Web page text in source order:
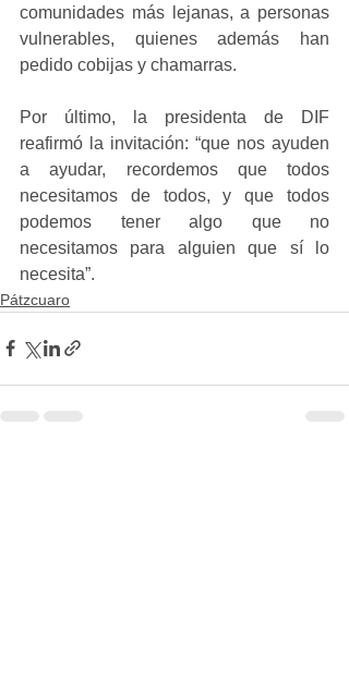
comunidades más lejanas, a personas
vulnerables, quienes además han
pedido cobijas y chamarras.
Por último, la presidenta de DIF
reafirmó la invitación: “que nos ayuden
a ayudar, recordemos que todos
necesitamos de todos, y que todos
podemos tener algo que no
necesitamos para alguien que sí lo
necesita”.
Pátzcuaro